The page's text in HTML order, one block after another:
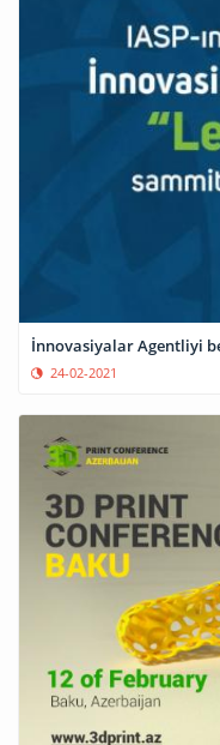
İnnovasiyalar Agentliyi
24-02-2021